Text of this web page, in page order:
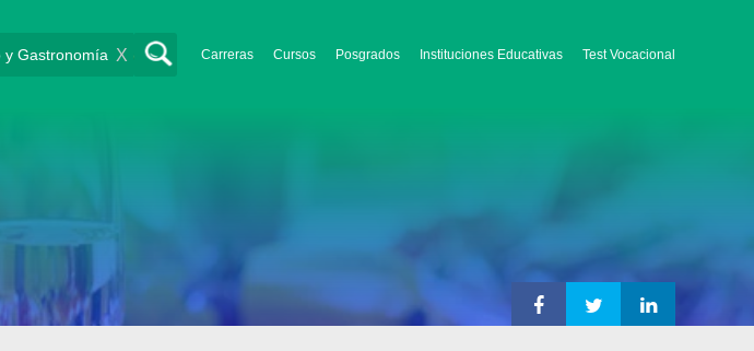
Carreras Cursos Posgrados Instituciones Educativas Test Vocacional
X